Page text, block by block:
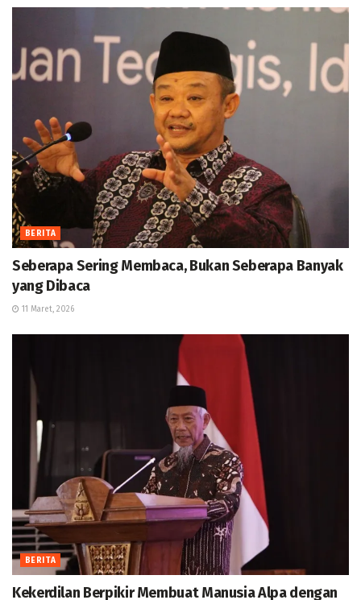
BERITA
Seberapa Sering Membaca, Bukan Seberapa Banyak
yang Dibaca
11 Maret, 2026
BERITA
Kekerdilan Berpikir Membuat Manusia Alpa dengan